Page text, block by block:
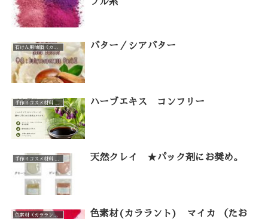
バター／シアバター
手作りコスメ材料 手作り石けん材料（カテゴリー一覧） ハーブエキス コンフリー
天然クレイ ★パック剤にお奨め。
色素材（カララント）（カテゴリー一覧）
色素材(カララント) マイカ （たお